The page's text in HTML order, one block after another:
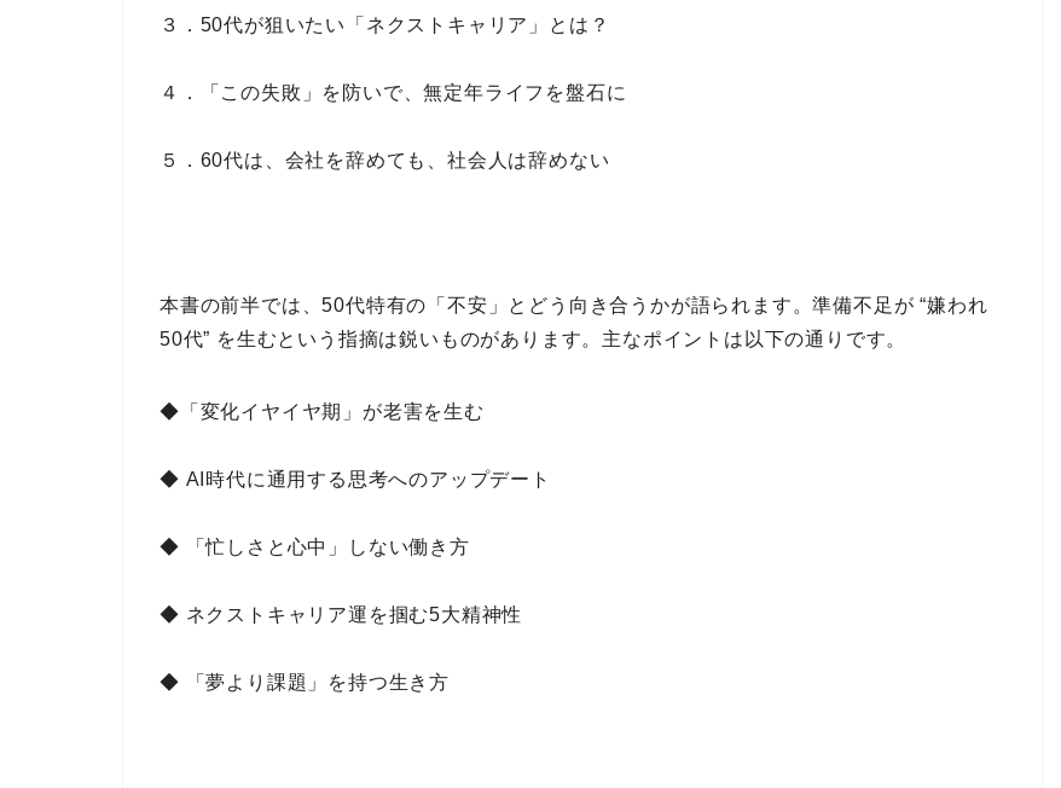
３．50代が狙いたい「ネクストキャリア」とは？
４．「この失敗」を防いで、無定年ライフを盤石に
５．60代は、会社を辞めても、社会人は辞めない
本書の前半では、50代特有の「不安」とどう向き合うかが語られます。準備不足が “嫌われ
50代” を生むという指摘は鋭いものがあります。 主なポイント は以下の通りです。
◆「変化イヤイヤ期」が老害を生む
◆ AI時代に通用する思考へのアップデート
◆ 「忙しさと心中」しない働き方
◆ ネクストキャリア運を掴む5大精神性
◆ 「夢より課題」を持つ生き方